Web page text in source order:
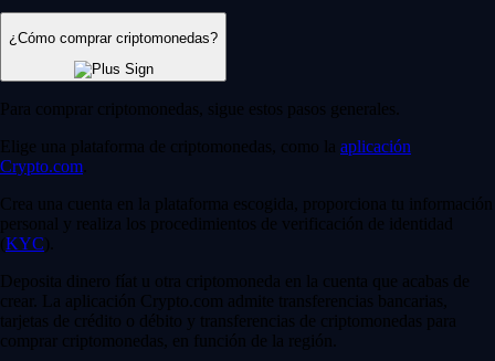
¿Cómo comprar criptomonedas?
Para comprar criptomonedas, sigue estos pasos generales.
Elige una plataforma de criptomonedas, como la aplicación
Crypto.com
Crea una cuenta en la plataforma escogida, proporciona tu información
personal y realiza los procedimientos de verificación de identidad
(KYC ).
Deposita dinero fíat u otra criptomoneda en la cuenta que acabas de
crear. La aplicación Crypto.com admite transferencias bancarias,
tarjetas de crédito o débito y transferencias de criptomonedas para
comprar criptomonedas, en función de la región.